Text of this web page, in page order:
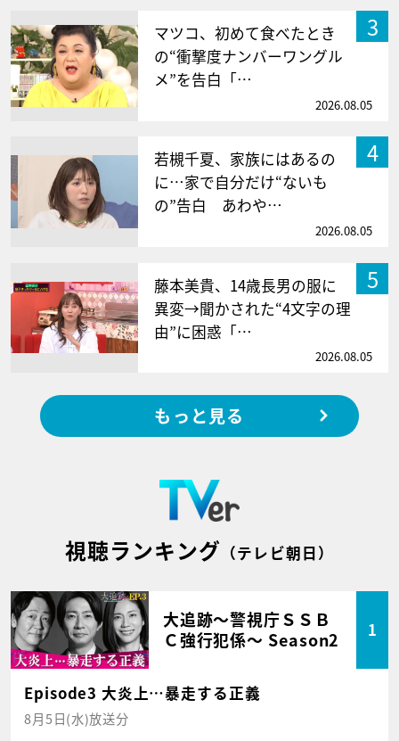
3
マツコ、初めて食べたとき
の“衝撃度ナンバーワングル
メ”を告白「…
2026.08.05
4
若槻千夏、家族にはあるの
に…家で自分だけ“ないも
の”告白 あわや…
2026.08.05
5
藤本美貴、14歳長男の服に
異変→聞かされた“4文字の理
由”に困惑「…
2026.08.05
もっと見る
視聴ランキング （テレビ朝日）
大追跡～警視庁ＳＳＢ
Ｃ強行犯係～ Season2
1
Episode3 大炎上…暴走する正義
8月5日(水)放送分